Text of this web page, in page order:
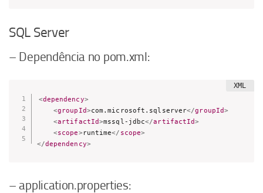
SQL Server
– Dependência no pom.xml:
<dependency>
<groupId>com.microsoft.sqlserver</groupId>
<artifactId>mssql-jdbc</artifactId>
<scope> runtime</ scope>
</dependency>
– application.properties: